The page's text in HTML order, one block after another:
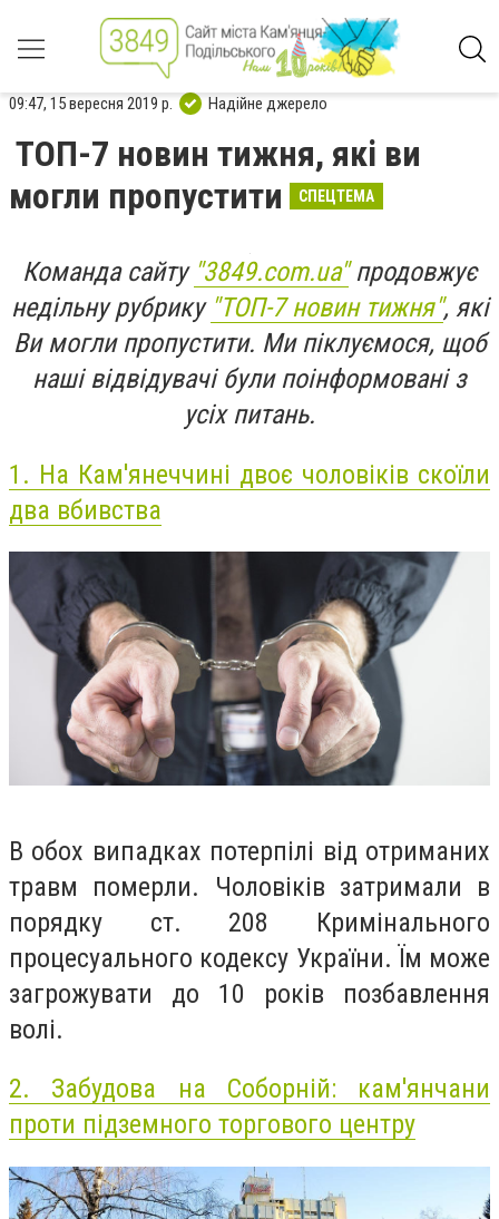
09:47, 15 вересня 2019 р. Надійне джерело
ТОП-7 новин тижня, які ви
могли пропустити
СПЕЦТЕМА
Команда сайту "3849.com.ua"продовжує
недільну рубрику "ТОП-7 новин тижня", які
Ви могли пропустити. Ми піклуємося, щоб
наші відвідувачі були поінформовані з
усіх питань.
1. На Кам'янеччині двоє чоловіків скоїли
два вбивства
В обох випадках потерпілі від отриманих
травм померли. Чоловіків затримали в
порядку ст. 208 Кримінального
процесуального кодексу України. Їм може
загрожувати до 10 років позбавлення
волі.
2. Забудова на Соборній: кам'янчани
проти підземного торгового центру